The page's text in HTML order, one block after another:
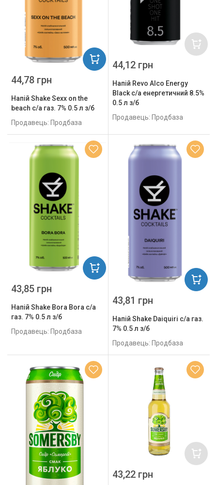
Напій Shake Sexx on the
beach с/а газ. 7% 0.5 л з/б
Продавець: Продбаза
44,78 грн
Напій Revo Alco Energу
Black с/а енергетичний 8.5%
0.5 л з/б
Продавець: Продбаза
44,12 грн
Напій Shake Bora Bora с/а
газ. 7% 0.5 л з/б
Продавець: Продбаза
43,85 грн
Напій Shake Daiquiri с/а газ.
7% 0.5 л з/б
Продавець: Продбаза
43,81 грн
43,22 грн